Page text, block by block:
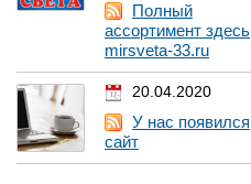
Полный
ассортимент здесь
mirsveta-33.ru
20.04.2020
У нас появился
сайт